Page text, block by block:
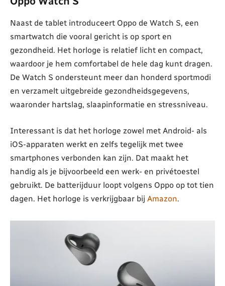
Naast de tablet introduceert Oppo de Watch S, een
smartwatch die vooral gericht is op sport en
gezondheid. Het horloge is relatief licht en compact,
waardoor je hem comfortabel de hele dag kunt dragen.
De Watch S ondersteunt meer dan honderd sportmodi
en verzamelt uitgebreide gezondheidsgegevens,
waaronder hartslag, slaapinformatie en stressniveau.
Interessant is dat het horloge zowel met Android- als
iOS-apparaten werkt en zelfs tegelijk met twee
smartphones verbonden kan zijn. Dat maakt het
handig als je bijvoorbeeld een werk- en privétoestel
gebruikt. De batterijduur loopt volgens Oppo op tot tien
dagen. Het horloge is verkrijgbaar bij Amazon.